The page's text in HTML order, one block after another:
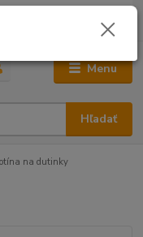
Menu
Hľadať
0,00 €
na dutinky